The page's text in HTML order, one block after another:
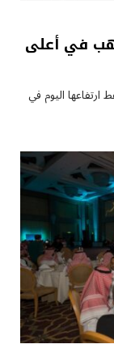
في أعلى
⁠النفط ارتفاعها اليوم في